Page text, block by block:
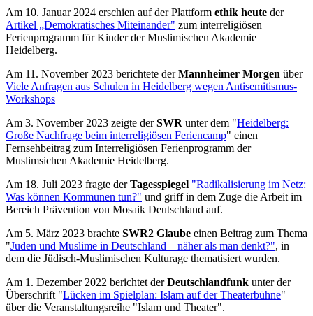
Am 10. Januar 2024 erschien auf der Plattform ethik heute der
Artikel „Demokratisches Miteinander" zum interreligiösen
Ferienprogramm für Kinder der Muslimischen Akademie
Heidelberg.
Am 11. November 2023 berichtete derMannheimer Morgen über
Viele Anfragen aus Schulen in Heidelberg wegen Antisemitismus-
Workshops
Am 3. November 2023 zeigte derSWR unter dem "Heidelberg:
Große Nachfrage beim interreligiösen Feriencamp" einen
Fernsehbeitrag zum Interreligiösen Ferienprogramm der
Muslimsichen Akademie Heidelberg.
Am 18. Juli 2023 fragte derTagesspiegel "Radikalisierung im Netz:
Was können Kommunen tun?" und griff in dem Zuge die Arbeit im
Bereich Prävention von Mosaik Deutschland auf.
Am 5. März 2023 brachte SWR2 Glaube einen Beitrag zum Thema
"Juden und Muslime in Deutschland – näher als man denkt?", in
dem die Jüdisch-Muslimischen Kulturage thematisiert wurden.
Am 1. Dezember 2022 berichtet derDeutschlandfunk unter der
Überschrift "Lücken im Spielplan: Islam auf der Theaterbühne"
über die Veranstaltungsreihe "Islam und Theater".